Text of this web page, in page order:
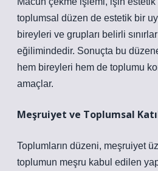
toplumsal düzen de estetik bir
bireyleri ve grupları belirli
eğilimindedir. Sonuçta bu
hem bireyleri hem de toplumu
amaçlar.
Meşruiyet ve Toplumsal
Toplumların düzeni, meşruiyet
toplumun meşru kabul edilen